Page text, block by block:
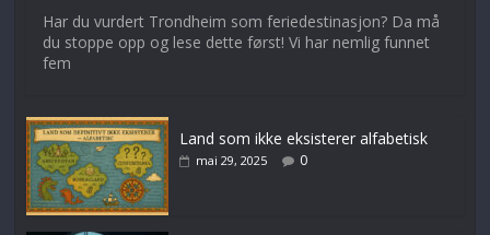
Har du vurdert Trondheim som feriedestinasjon? Da må
du stoppe opp og lese dette først! Vi har nemlig funnet
fem
Land som ikke eksisterer alfabetisk
mai 29, 2025 0